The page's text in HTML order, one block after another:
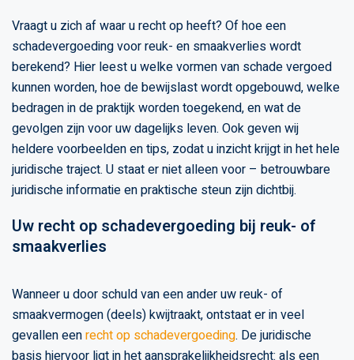
Vraagt u zich af waar u recht op heeft? Of hoe een
schadevergoeding voor reuk- en smaakverlies wordt
berekend? Hier leest u welke vormen van schade vergoed
kunnen worden, hoe de bewijslast wordt opgebouwd, welke
bedragen in de praktijk worden toegekend, en wat de
gevolgen zijn voor uw dagelijks leven. Ook geven wij
heldere voorbeelden en tips, zodat u inzicht krijgt in het hele
juridische traject. U staat er niet alleen voor – betrouwbare
juridische informatie en praktische steun zijn dichtbij.
Uw recht op schadevergoeding bij reuk- of
smaakverlies
Wanneer u door schuld van een ander uw reuk- of
smaakvermogen (deels) kwijtraakt, ontstaat er in veel
gevallen eenrecht op schadevergoeding. De juridische
basis hiervoor ligt in het aansprakelijkheidsrecht: als een